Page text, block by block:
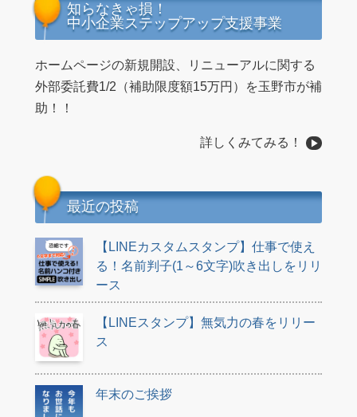
知らなきゃ損！
中小企業ステップアップ支援事業
ホームページの新規開設、リニューアルに関する
外部委託費1/2（補助限度額15万円）を玉野市が補
助！！
詳しくみてみる！
最近の投稿
【LINEカスタムスタンプ】仕事で使え
る！名前判子(1～6文字)吹き出しをリリ
ース
【LINEスタンプ】無気力の春をリリー
ス
年末のご挨拶